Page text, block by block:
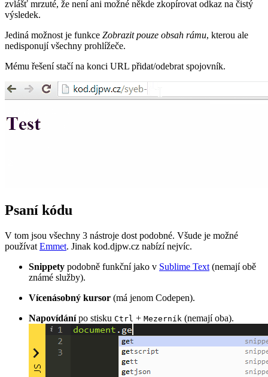
zvlášť mrzuté, že není ani možné někde zkopírovat odkaz na čistý
výsledek.
Jediná možnost je funkce Zobrazit pouze obsah rámu, kterou ale
nedisponují všechny prohlížeče.
Mému řešení stačí na konci URL přidat/odebrat spojovník.
Psaní kódu
V tom jsou všechny 3 nástroje dost podobné. Všude je možné
používat Emmet. Jinak kod.djpw.cz nabízí nejvíc.
Snippety podobně funkční jako v Sublime Text (nemají obě
známé služby).
Vícenásobný kursor (má jenom Codepen).
Napovídánípo stisku Ctrl + Mezerník (nemají oba).